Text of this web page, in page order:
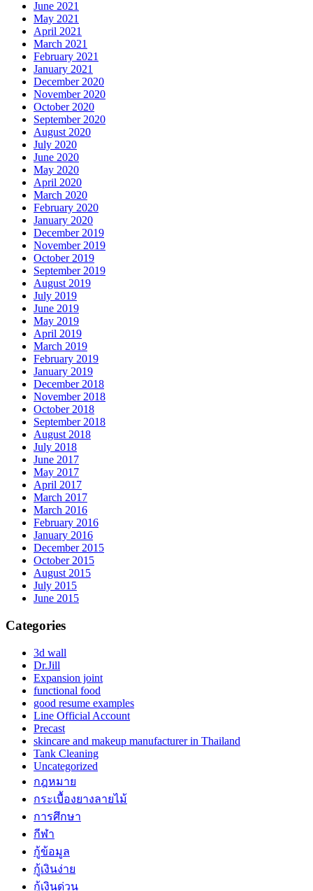
June 2021
May 2021
April 2021
March 2021
February 2021
January 2021
December 2020
November 2020
October 2020
September 2020
August 2020
July 2020
June 2020
May 2020
April 2020
March 2020
February 2020
January 2020
December 2019
November 2019
October 2019
September 2019
August 2019
July 2019
June 2019
May 2019
April 2019
March 2019
February 2019
January 2019
December 2018
November 2018
October 2018
September 2018
August 2018
July 2018
June 2017
May 2017
April 2017
March 2017
March 2016
February 2016
January 2016
December 2015
October 2015
August 2015
July 2015
June 2015
Categories
3d wall
Dr.Jill
Expansion joint
functional food
good resume examples
Line Official Account
Precast
skincare and makeup manufacturer in Thailand
Tank Cleaning
Uncategorized
กฎหมาย
กระเบื้องยางลายไม้
การศึกษา
กีฬา
กู้ข้อมูล
กู้เงินง่าย
กู้เงินด่วน